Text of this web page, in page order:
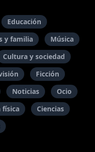
Educación
y familia
Música
Cultura y sociedad
Ficción
Noticias
Ocio
física
Ciencias